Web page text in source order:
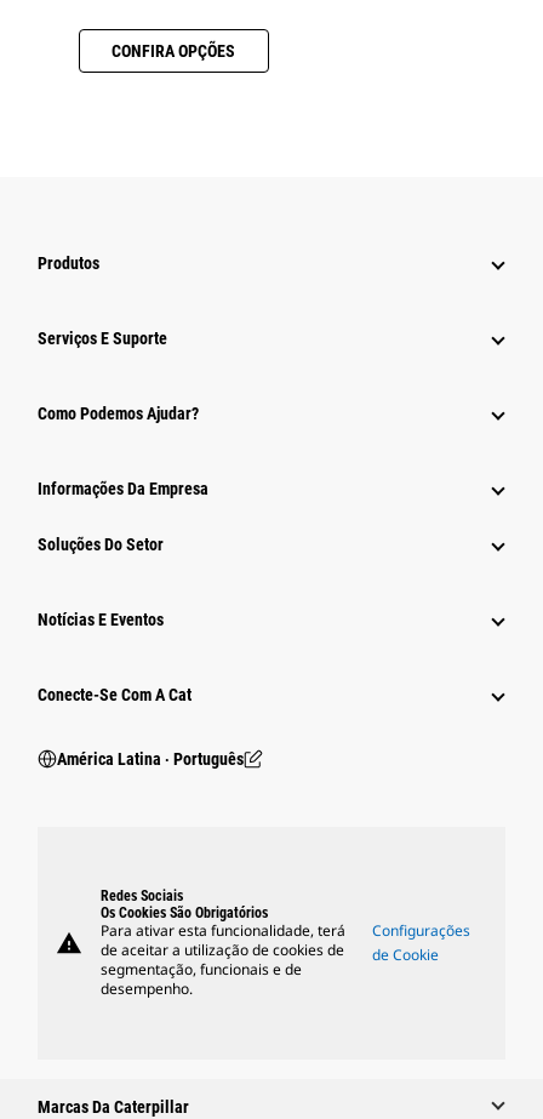
CONFIRA OPÇÕES
Produtos
Serviços E Suporte
Como Podemos Ajudar?
Informações Da Empresa
Soluções Do Setor
Notícias E Eventos
Conecte-Se Com A Cat
América Latina ‧ Português
warning
Redes Sociais
Os Cookies São Obrigatórios
Para ativar esta funcionalidade, terá
de aceitar a utilização de cookies de
segmentação, funcionais e de
desempenho.
Configurações
de Cookie
Marcas Da Caterpillar